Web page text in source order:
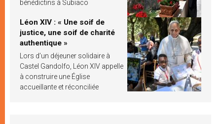
bénédictins à Subiaco
Léon XIV : « Une soif de
justice, une soif de charité
authentique »
Lors d’un déjeuner solidaire à
Castel Gandolfo, Léon XIV appelle
à construire une Église
accueillante et réconciliée